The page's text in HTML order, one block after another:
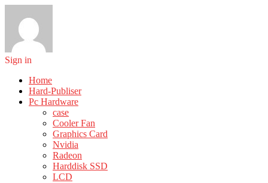
Sign in
Home
Hard-Publiser
Pc Hardware
case
Cooler Fan
Graphics Card
Nvidia
Radeon
Harddisk SSD
LCD